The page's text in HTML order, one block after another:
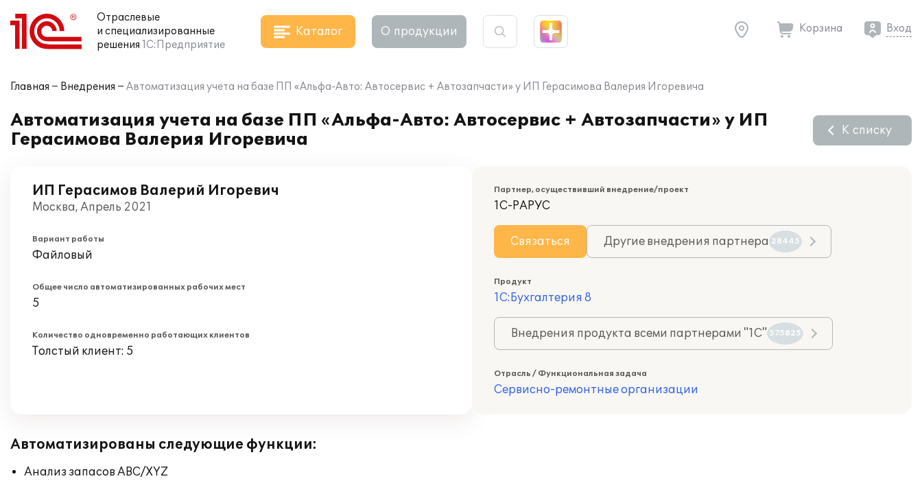
Отраслевые
и специализированные
решения 1С:Предприятие
Каталог О продукции Корзина Вход
Главная Внедрения Автоматизация учета на базе ПП «Альфа-Авто: Автосервис + Автозапчасти» у ИП Герасимова Валерия Игоревича
Автоматизация учета на базе ПП «Альфа-Авто: Автосервис + Автозапчасти» у ИП
Герасимова Валерия Игоревича
К списку
ИП Герасимов Валерий Игоревич
Москва, Апрель 2021
Вариант работы
Файловый
Общее число автоматизированных рабочих мест
5
Количество одновременно работающих клиентов
Толстый клиент: 5
Партнер, осуществивший внедрение/проект
1С-РАРУС
Связаться Другие внедрения партнера 28445
Продукт
1С:Бухгалтерия 8
Внедрения продукта всеми партнерами "1С" 575825
Отрасль / Функциональная задача
Сервисно-ремонтные организации
Автоматизированы следующие функции:
Анализ запасов ABC/XYZ